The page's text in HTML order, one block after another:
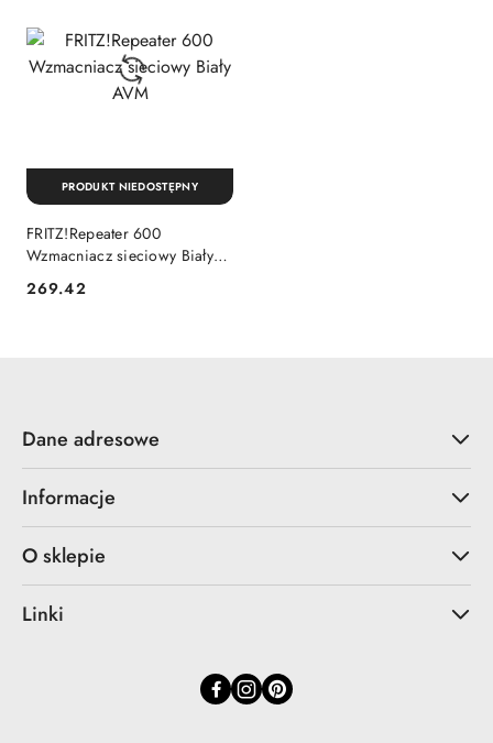
FRITZ!Repeater 600
Wzmacniacz sieciowy Biały
Cena:
269.42
PRODUKT NIEDOSTĘPNY
Dane adresowe
Informacje
O sklepie
Linki